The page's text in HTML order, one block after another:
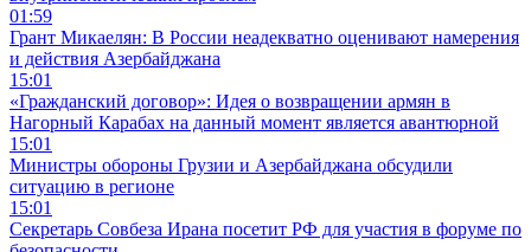
01:59
Грант Микаелян: В России неадекватно оценивают намерения
и действия Азербайджана
15:01
«Гражданский договор»: Идея о возвращении армян в
Нагорный Карабах на данный момент является авантюрной
15:01
Министры обороны Грузии и Азербайджана обсудили
ситуацию в регионе
15:01
Секретарь Совбеза Ирана посетит РФ для участия в форуме по